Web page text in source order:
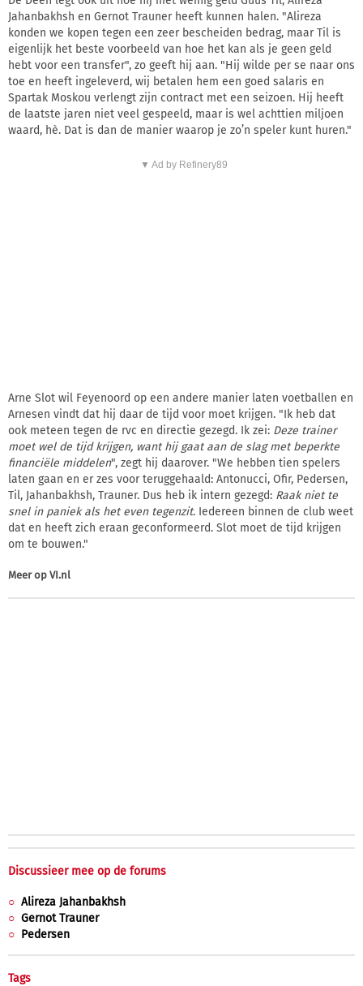
Jahanbakhsh en Gernot Trauner heeft kunnen halen. "Alireza
konden we kopen tegen een zeer bescheiden bedrag, maar Til is
eigenlijk het beste voorbeeld van hoe het kan als je geen geld
hebt voor een transfer", zo geeft hij aan. "Hij wilde per se naar ons
toe en heeft ingeleverd, wij betalen hem een goed salaris en
Spartak Moskou verlengt zijn contract met een seizoen. Hij heeft
de laatste jaren niet veel gespeeld, maar is wel achttien miljoen
waard, hè. Dat is dan de manier waarop je zo’n speler kunt huren."
▼ Ad by Refinery89
Arne Slot wil Feyenoord op een andere manier laten voetballen en
Arnesen vindt dat hij daar de tijd voor moet krijgen. "Ik heb dat
ook meteen tegen de rvc en directie gezegd. Ik zei: Deze trainer
moet wel de tijd krijgen, want hij gaat aan de slag met beperkte
financiële middelen", zegt hij daarover. "We hebben tien spelers
laten gaan en er zes voor teruggehaald: Antonucci, Ofir, Pedersen,
Til, Jahanbakhsh, Trauner. Dus heb ik intern gezegd: Raak niet te
snel in paniek als het even tegenzit. Iedereen binnen de club weet
dat en heeft zich eraan geconformeerd. Slot moet de tijd krijgen
om te bouwen."
Meer op VI.nl
Discussieer mee op de forums
Alireza Jahanbakhsh
Gernot Trauner
Pedersen
Tags